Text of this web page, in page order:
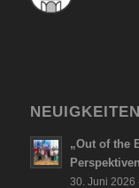
„Out of the
30. Juni 2026